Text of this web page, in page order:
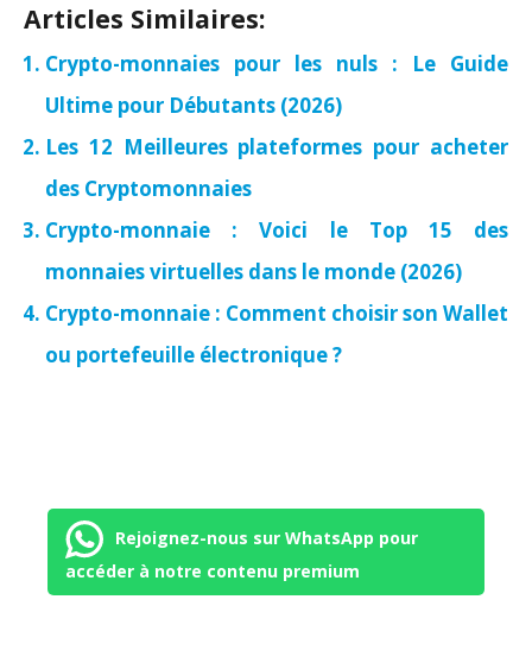
Articles Similaires:
Crypto-monnaies pour les nuls : Le Guide
Ultime pour Débutants (2026)
Les 12 Meilleures plateformes pour acheter
des Cryptomonnaies
Crypto-monnaie : Voici le Top 15 des
monnaies virtuelles dans le monde (2026)
Crypto-monnaie : Comment choisir son Wallet
ou portefeuille électronique ?
Rejoignez-nous sur WhatsApp pour
accéder à notre contenu premium